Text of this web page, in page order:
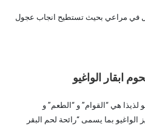
في مراعي بحيث تستطيح انجاب عجول
ابقار الواغيو
لذيذا هي “القوام” و “الطعم” و
الواغيو بما يسمى “رائحة لحم البقر